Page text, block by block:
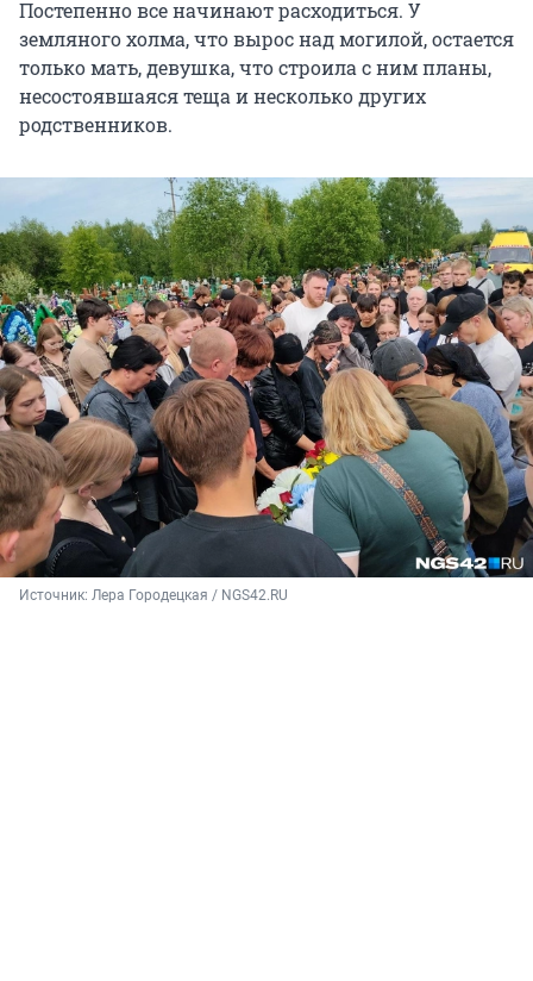
Постепенно все начинают расходиться. У
земляного холма, что вырос над могилой, остается
только мать, девушка, что строила с ним планы,
несостоявшаяся теща и несколько других
родственников.
Источник: Лера Городецкая / NGS42.RU